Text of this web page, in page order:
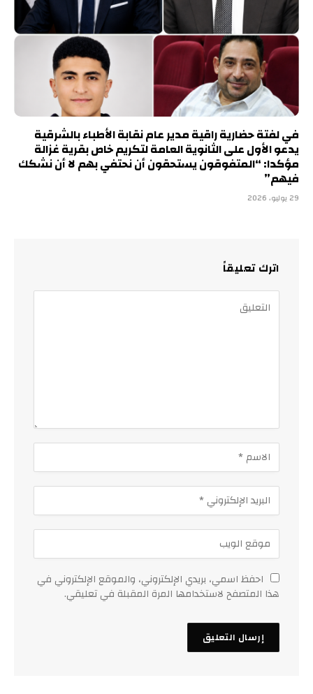
في لفتة حضارية راقية مدير عام نقابة الأطباء بالشرقية
يدعو الأول على الثانوية العامة لتكريم خاص بقرية غزالة
مؤكدا: “المتفوقون يستحقون أن نحتفي بهم لا أن نشكك
فيهم”
29 يوليو، 2026
اترك تعليقاً
احفظ اسمي، بريدي الإلكتروني، والموقع الإلكتروني في
هذا المتصفح لاستخدامها المرة المقبلة في تعليقي.